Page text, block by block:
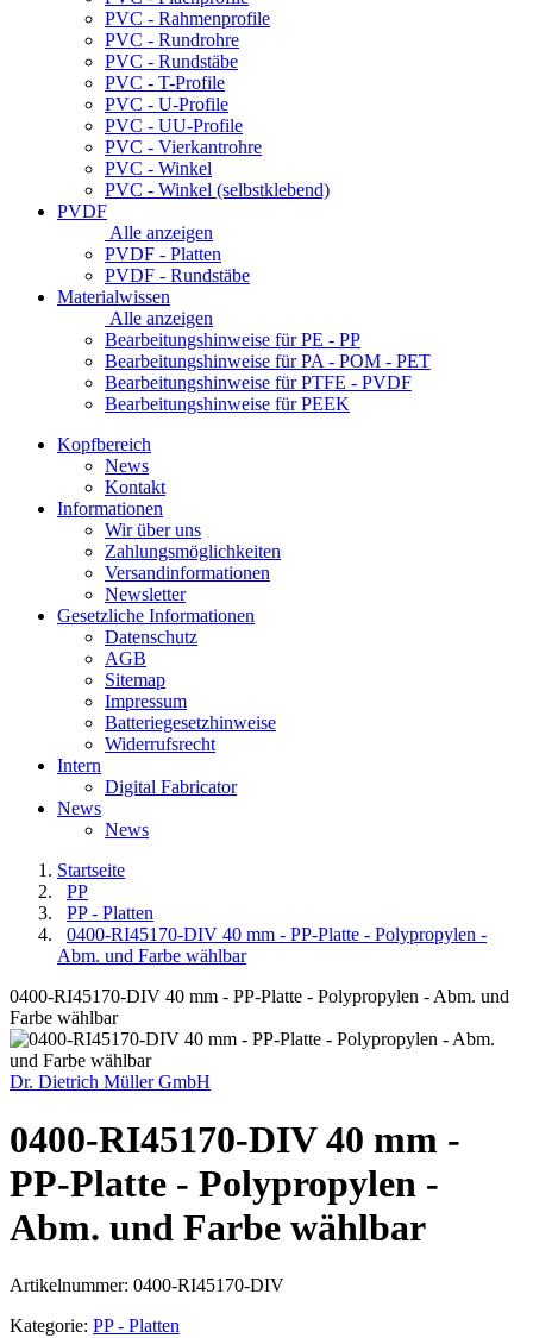
PVC - Rahmenprofile
PVC - Rundrohre
PVC - Rundstäbe
PVC - T-Profile
PVC - U-Profile
PVC - UU-Profile
PVC - Vierkantrohre
PVC - Winkel
PVC - Winkel (selbstklebend)
PVDF
Alle anzeigen
PVDF - Platten
PVDF - Rundstäbe
Materialwissen
Alle anzeigen
Bearbeitungshinweise für PE - PP
Bearbeitungshinweise für PA - POM - PET
Bearbeitungshinweise für PTFE - PVDF
Bearbeitungshinweise für PEEK
Kopfbereich
News
Kontakt
Informationen
Wir über uns
Zahlungsmöglichkeiten
Versandinformationen
Newsletter
Gesetzliche Informationen
Datenschutz
AGB
Sitemap
Impressum
Batteriegesetzhinweise
Widerrufsrecht
Intern
Digital Fabricator
News
News
Startseite
PP
PP - Platten
0400-RI45170-DIV 40 mm - PP-Platte - Polypropylen -
Abm. und Farbe wählbar
0400-RI45170-DIV 40 mm - PP-Platte - Polypropylen - Abm. und
Farbe wählbar
Dr. Dietrich Müller GmbH
0400-RI45170-DIV 40 mm -
PP-Platte - Polypropylen -
Abm. und Farbe wählbar
Artikelnummer: 0400-RI45170-DIV
Kategorie: PP - Platten